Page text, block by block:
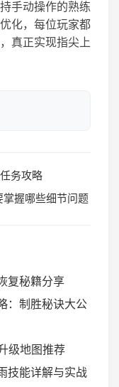
手动操作的熟练
化，每位玩家都
真正实现指尖上
务攻略
握哪些细节问题
复秘籍分享
：制胜秘诀大公
级地图推荐
技能详解与实战